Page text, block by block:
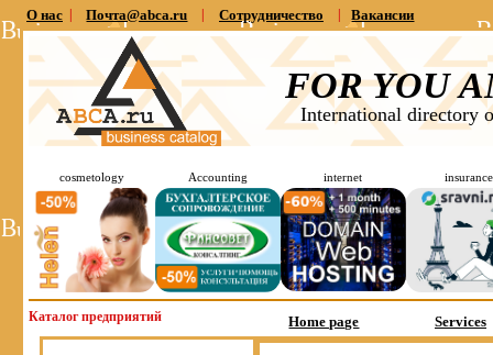
О нас Почта@abca.ru Сотрудничество Вакансии
FOR YOU
International directory
cosmetology Accounting internet insurance
Каталог предприятий Home page Services